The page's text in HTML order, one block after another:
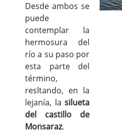
Desde ambos se
puede
contemplar la
hermosura del
río a su paso por
esta parte del
término,
resltando, en la
lejanía, la silueta
del castillo de
Monsaraz.